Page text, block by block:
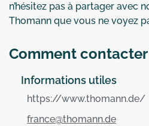
n’hésitez pas à partager avec
Thomann que vous ne voyez
Comment
Informations utiles
https://www.thomann.de/
france@thomann.de